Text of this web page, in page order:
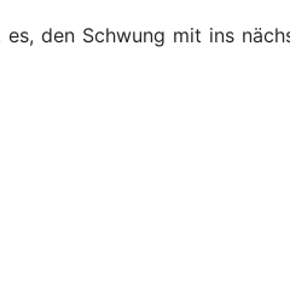
den Schwung mit ins